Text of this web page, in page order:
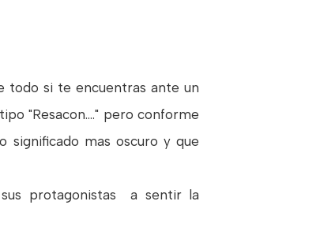
todo si te encuentras ante un
"Resacon...." pero conforme
significado mas oscuro y que
protagonistas a sentir la